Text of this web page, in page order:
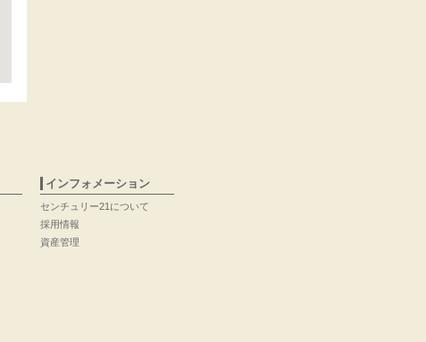
インフォメーション
センチュリー21について
採用情報
資産管理